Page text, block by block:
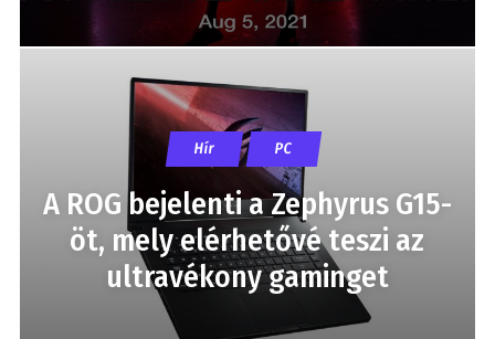
Hír PC
A ROG bejelenti a Zephyrus G15-
öt, mely elérhetővé teszi az
ultravékony gaminget